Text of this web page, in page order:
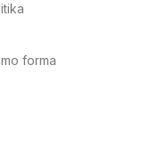
forma